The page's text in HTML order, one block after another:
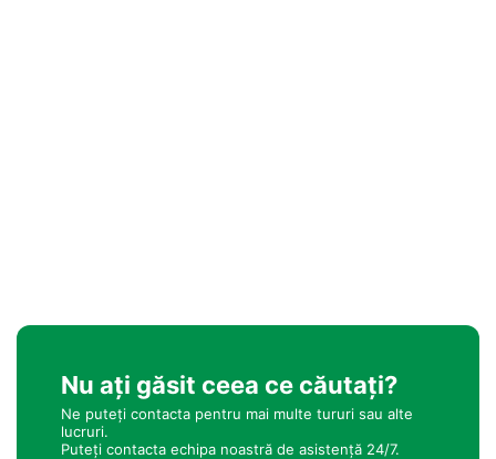
Nu ați găsit ceea ce căutați?
Ne puteți contacta pentru mai multe tururi sau alte
lucruri.
Puteți contacta echipa noastră de asistență 24/7.